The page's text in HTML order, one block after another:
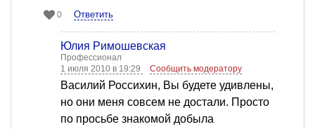
0 Ответить
Юлия Римошевская
Профессионал
1 июля 2010 в 19:29
Сообщить модератору
Василий Россихин, Вы будете удивлены,
но они меня совсем не достали. Просто
по просьбе знакомой добыла